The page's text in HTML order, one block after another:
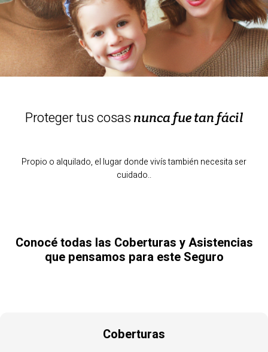
Broken Bones
Bolso Protegido
Compra Protegida
Contenido Protegido
Robo en Cajero
Otras dudas de Autogestión
Proteger tus cosasnunca fue tan fácil
Propio o alquilado, el lugar donde vivís también necesita ser
cuidado..
Conocé todas las Coberturas y Asistencias
que pensamos para este Seguro
Coberturas